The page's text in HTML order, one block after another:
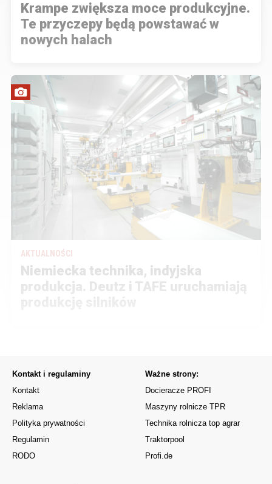
Krampe zwiększa moce produkcyjne.
Te przyczepy będą powstawać w
nowych halach
AKTUALNOŚCI
Niemiecka technika, indyjska
produkcja. Deutz i TAFE uruchamiają
Kontakt i regulaminy
Kontakt
Reklama
Polityka prywatności
Regulamin
RODO
Ważne strony:
Docieracze PROFI
Maszyny rolnicze TPR
Technika rolnicza top agrar
Traktorpool
Profi.de